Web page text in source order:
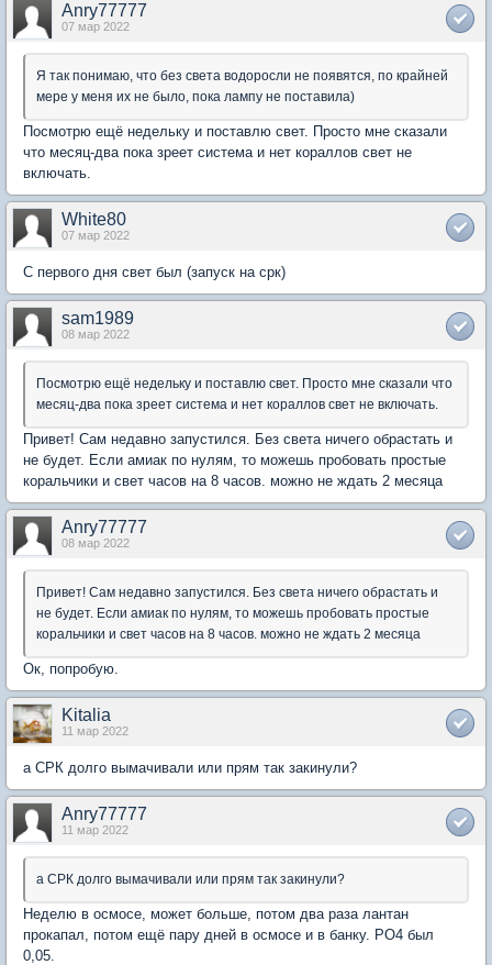
Anry77777
07 мар 2022
Я так понимаю, что без света водоросли не появятся, по крайней
мере у меня их не было, пока лампу не поставила)
Посмотрю ещё недельку и поставлю свет. Просто мне сказали
что месяц-два пока зреет система и нет кораллов свет не
включать.
White80
07 мар 2022
С первого дня свет был (запуск на срк)
sam1989
08 мар 2022
Посмотрю ещё недельку и поставлю свет. Просто мне сказали что
месяц-два пока зреет система и нет кораллов свет не включать.
Привет! Сам недавно запустился. Без света ничего обрастать и
не будет. Если амиак по нулям, то можешь пробовать простые
коральчики и свет часов на 8 часов. можно не ждать 2 месяца
Anry77777
08 мар 2022
Привет! Сам недавно запустился. Без света ничего обрастать и
не будет. Если амиак по нулям, то можешь пробовать простые
коральчики и свет часов на 8 часов. можно не ждать 2 месяца
Ок, попробую.
Kitalia
11 мар 2022
а СРК долго вымачивали или прям так закинули?
Anry77777
11 мар 2022
а СРК долго вымачивали или прям так закинули?
Неделю в осмосе, может больше, потом два раза лантан
прокапал, потом ещё пару дней в осмосе и в банку. PO4 был
0,05.